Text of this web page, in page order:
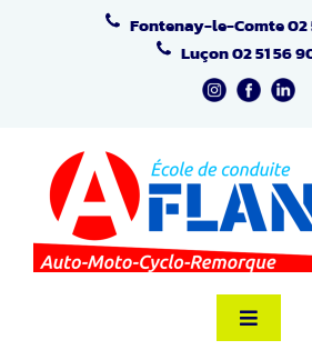
Fontenay-le-Comte02
Luçon02 51 56
Toggle